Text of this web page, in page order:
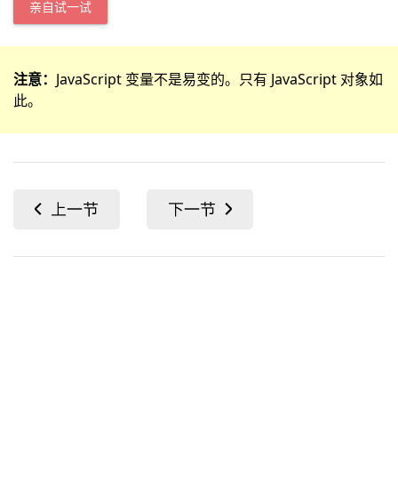
亲自试一试
注意： JavaScript 变量不是易变的。只有 JavaScript 对象如
此。